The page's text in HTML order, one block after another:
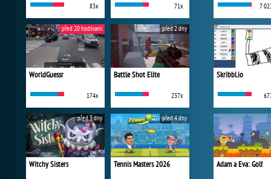
83x 71x
WorldGuessr
174x
před 20 hodinami
Battle Shot Elite
237x
před 2 dny
Witchy Sisters
před 3 dny
Tennis Masters 2026
před 4 dny
7
Skribbl.io
Adam a Eva: Golf